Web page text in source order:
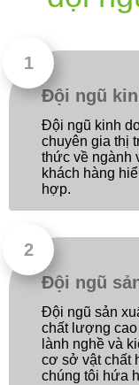
Đội ngũ
Đội ngũ kinh
chuyên gia thị
thức về ngành
khách hàng
hợp.
Đội ngũ
Đội ngũ sản
chất lượng cao
lành nghề và
cơ sở vật chất
chúng tôi hứa